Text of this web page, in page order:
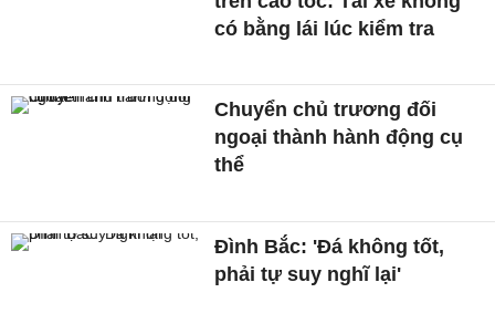
có bằng lái lúc kiểm tra
Chuyển chủ trương đối
ngoại thành hành động cụ
thể
Đình Bắc: 'Đá không tốt,
phải tự suy nghĩ lại'